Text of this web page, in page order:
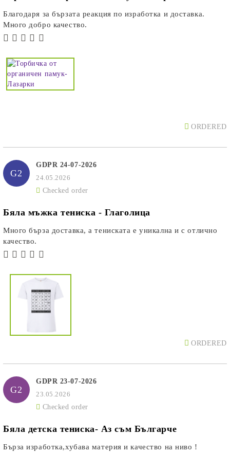
Благодаря за бързата реакция по изработка и доставка.
Много добро качество.
ORDERED
G2
GDPR 24-07-2026
24.05.2026
Checked order
Бяла мъжка тениска - Глаголица
Много бърза доставка, а тениската е уникална и с отлично
качество.
ORDERED
G2
GDPR 23-07-2026
23.05.2026
Checked order
Бяла детска тениска- Аз съм Българче
Бърза изработка,хубава материя и качество на ниво !